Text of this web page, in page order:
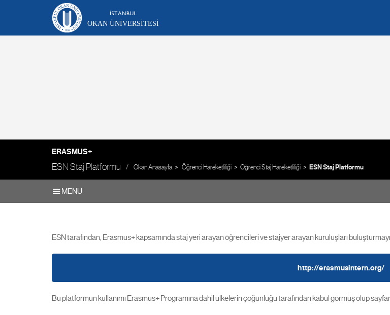
OKAN ÜNIVERSITESI
ERASMUS+
ESN Staj Platformu Okan Anasayfa Öğrenci Hareketliliği Öğrenci Staj Hareketliliği ESN Staj Platformu
MENU
ESN tarafından, Erasmus+ kapsamında staj yeri arayan öğrencileri ve stajyer arayan kuruluşları
http://erasmusintern.org/
Bu platformun kullanımı Erasmus+ Programına dahil ülkelerin çoğunluğu tarafından kabul görmüş olup